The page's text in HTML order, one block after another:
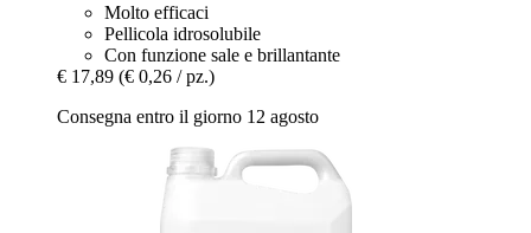
Molto efficaci
Pellicola idrosolubile
Con funzione sale e brillantante
€ 17,89 (€ 0,26 / pz.)
Consegna entro il giorno 12 agosto